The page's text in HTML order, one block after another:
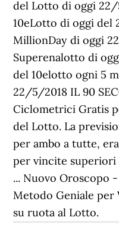
del Lotto di oggi
10eLotto di oggi del
MillionDay di oggi
Superenalotto di
del 10elotto ogni 5
22/5/2018 IL 90
Ciclometrici Gratis
del Lotto. La
per ambo a tutte,
per vincite superiori
... Nuovo Oroscopo
Metodo Geniale per
su ruota al Lotto.